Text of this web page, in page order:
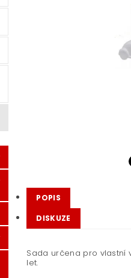
POPIS
DISKUZE
Sada určena pro vlastní
let.